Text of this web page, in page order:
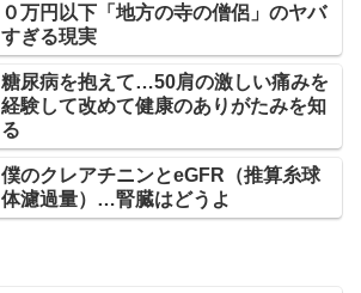
０万円以下「地方の寺の僧侶」のヤバ
すぎる現実
糖尿病を抱えて…50肩の激しい痛みを
経験して改めて健康のありがたみを知
る
僕のクレアチニンとeGFR（推算糸球
体濾過量）…腎臓はどうよ